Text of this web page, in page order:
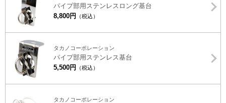
パイプ部用ステンレスロング基台
8,800円
（税込）
タカノコーポレーション
パイプ部用ステンレス基台
5,500円
（税込）
タカノコーポレーション